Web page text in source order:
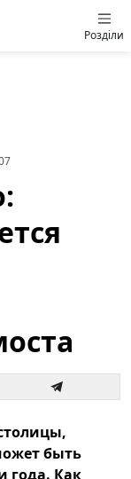
Розділи
быть
года. Как